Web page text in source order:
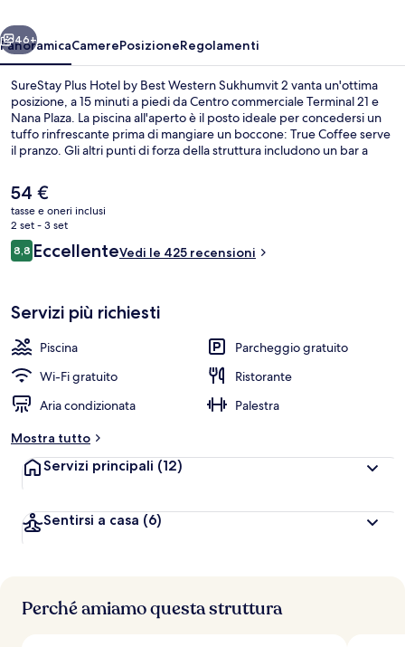
Western
Sukhumvit
Avanti
46+
PanoramicaCamerePosizioneRegolamenti
SureStay Plus Hotel by Best Western Sukhumvit 2 vanta un'ottima
posizione, a 15 minuti a piedi da Centro commerciale Terminal 21 e
Nana Plaza. La piscina all'aperto è il posto ideale per concedersi un
tuffo rinfrescante prima di mangiare un boccone: True Coffee serve
il pranzo. Gli altri punti di forza della struttura includono un bar a
degli ospiti lodano il personale gentile della struttura. La struttura è
una comoda base per spostarsi con i mezzi pubblici: Stazione BTS di
Nana si trova a 8 min a piedi e Stazione BTS di Ploenchit a 13.
Il
prezzo
attuale
è
54 €
54 €
tasse e oneri inclusi
2 set - 3 set
Recensioni
8,88,8 su 10
EccellenteVedi le 425 recensioni
Servizi più richiesti
Piscina
Parcheggio gratuito
Wi-Fi gratuito
Ristorante
Aria condizionata
Palestra
Mostra tutto
Servizi principali (12)
Sentirsi a casa (6)
Perché amiamo questa struttura